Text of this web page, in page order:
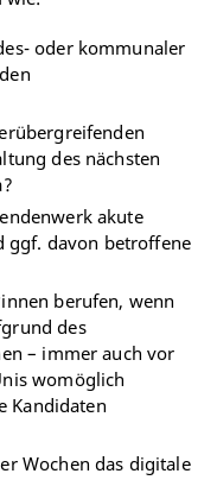
oder kommunaler
des nächsten
akute
ggf. davon betroffene
berufen, wenn
des
– immer auch vor
womöglich
Kandidaten
Wochen das digitale